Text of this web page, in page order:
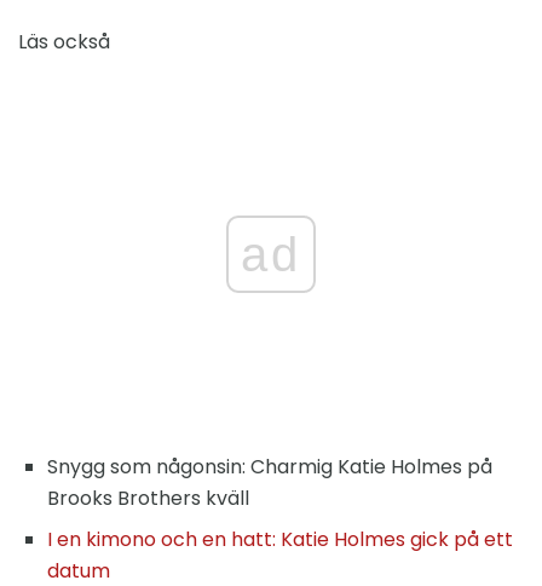
Läs också
ad
Snygg som någonsin: Charmig Katie Holmes på
Brooks Brothers kväll
I en kimono och en hatt: Katie Holmes gick på ett
datum